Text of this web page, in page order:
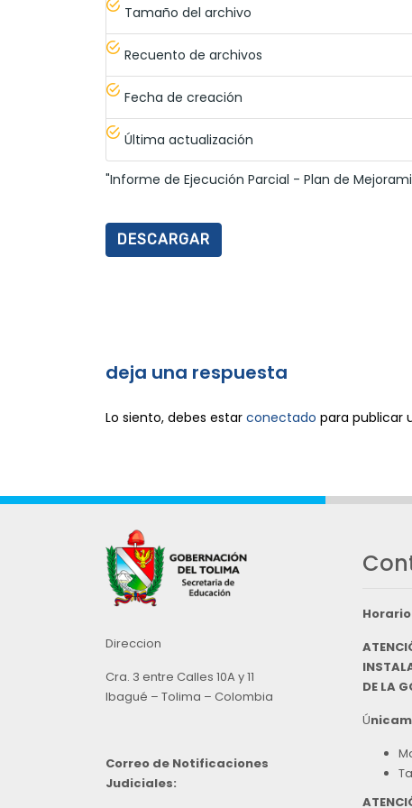
Tamaño del archivo
Recuento de archivos
Fecha de creación
Última actualización
"Informe de Ejecución Parcial - Plan de
DESCARGAR
deja una respuesta
Lo siento, debes estar conectado para publicar
Direccion
Cra. 3 entre Calles 10A y 11
Ibagué – Tolima – Colombia
Correo de Notificaciones
Judiciales:
DE LA
Ú